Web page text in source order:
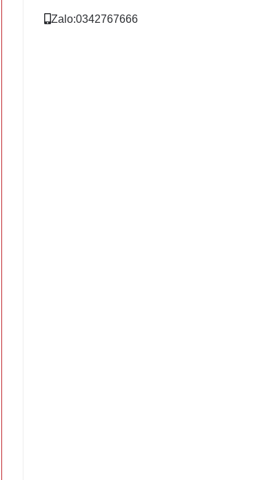
Zalo:0342767666